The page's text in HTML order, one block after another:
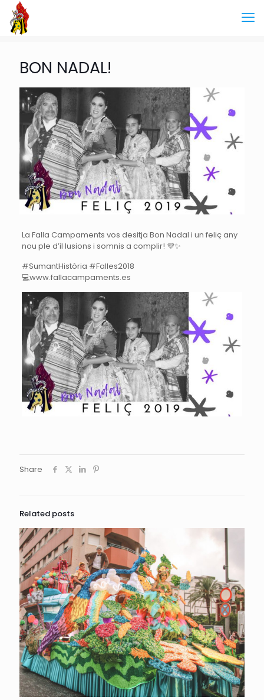
BON NADAL!
La Falla Campaments vos desitja Bon Nadal i un feliç any
nou ple d’il·lusions i somnis a complir! 💜✨
#SumantHistòria #Falles2018
💻www.fallacampaments.es
Share
Related posts